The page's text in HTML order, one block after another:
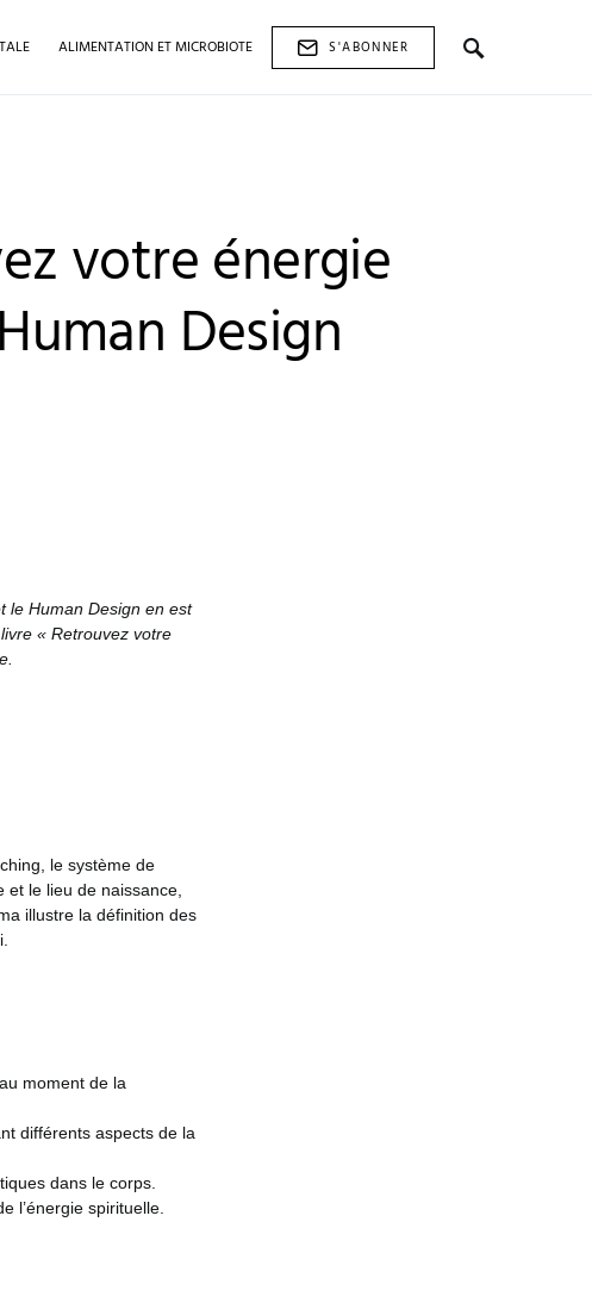
ALIMENTATION ET MICROBIOTE
S'ABONNER
votre énergie
Design
le Human Design en est
« Retrouvez votre
le système de
et le lieu de naissance,
illustre la définition des
moment de la
différents aspects de la
dans le corps.
l’énergie spirituelle.